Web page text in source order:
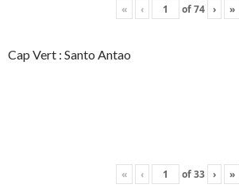
« ‹ of74 › »
Cap Vert : Santo Antao
« ‹ of33 › »